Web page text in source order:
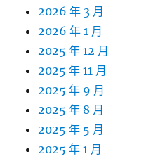
2026 年 3 月
2026 年 1 月
2025 年 12 月
2025 年 11 月
2025 年 9 月
2025 年 8 月
2025 年 5 月
2025 年 1 月